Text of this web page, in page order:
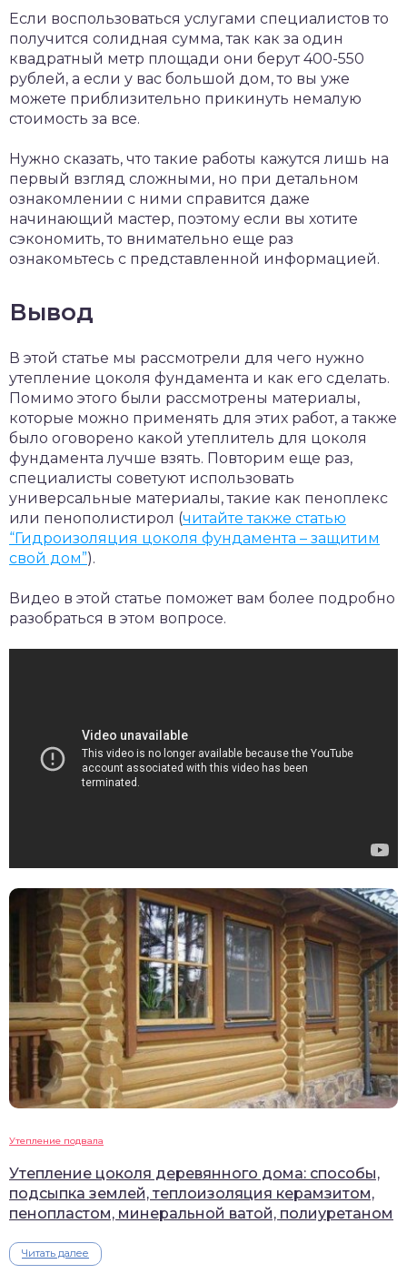
Если воспользоваться услугами специалистов то
получится солидная сумма, так как за один
квадратный метр площади они берут 400-550
рублей, а если у вас большой дом, то вы уже
можете приблизительно прикинуть немалую
стоимость за все.
Нужно сказать, что такие работы кажутся лишь на
первый взгляд сложными, но при детальном
ознакомлении с ними справится даже
начинающий мастер, поэтому если вы хотите
сэкономить, то внимательно еще раз
ознакомьтесь с представленной информацией.
Вывод
В этой статье мы рассмотрели для чего нужно
утепление цоколя фундамента и как его сделать.
Помимо этого были рассмотрены материалы,
которые можно применять для этих работ, а также
было оговорено какой утеплитель для цоколя
фундамента лучше взять. Повторим еще раз,
специалисты советуют использовать
универсальные материалы, такие как пеноплекс
или пенополистирол (читайте также статью
“Гидроизоляция цоколя фундамента – защитим
свой дом”).
Видео в этой статье поможет вам более подробно
разобраться в этом вопросе.
Утепление подвала
Утепление цоколя деревянного дома: способы,
подсыпка землей, теплоизоляция керамзитом,
пенопластом, минеральной ватой, полиуретаном
Читать далее